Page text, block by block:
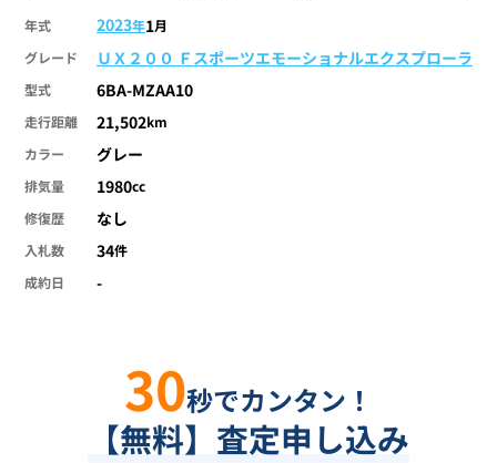
年式 2023年1月
グレード
ＵＸ２００ Ｆスポーツエモーショナルエクスプローラ
型式 6BA-MZAA10
走行距離 21,502km
カラー
グレー
排気量 1980cc
修復歴
なし
入札数 34件
成約日
-
30秒でカンタン！
【無料】査定申し込み